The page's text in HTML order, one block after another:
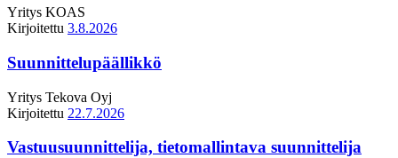
Yritys KOAS
Kirjoitettu 3.8.2026
Suunnittelupäällikkö
Yritys Tekova Oyj
Kirjoitettu 22.7.2026
Vastuusuunnittelija, tietomallintava suunnittelija